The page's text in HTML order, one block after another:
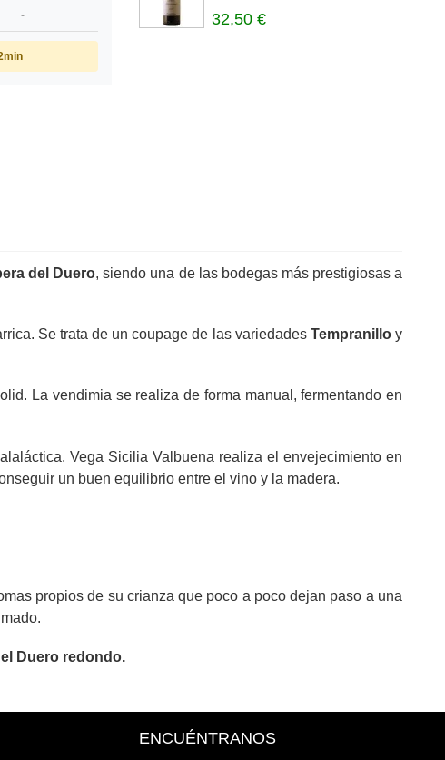
-
32,50 €
del Duero, siendo una de las bodegas más prestigiosas a
Se trata de un coupage de las variedades Tempranilloy
La vendimia se realiza de forma manual, fermentando en
Vega Sicilia Valbuena realiza el envejecimiento en
un buen equilibrio entre el vino y la madera.
propios de su crianza que poco a poco dejan paso a una
Duero redondo.
ENCUÉNTRANOS